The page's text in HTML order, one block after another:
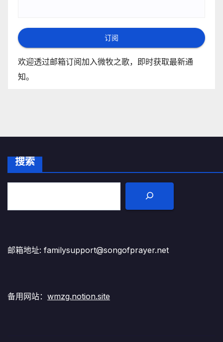
订阅
欢迎透过邮箱订阅加入微牧之歌，即时获取最新通
知。
搜索
邮箱地址: familysupport@songofprayer.net
备用网站： wmzg.notion.site